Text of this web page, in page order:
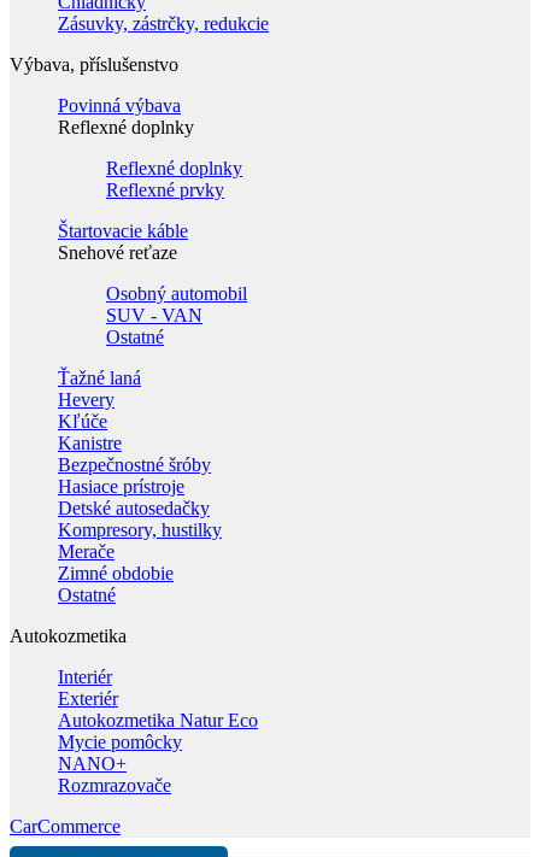
Zásuvky, zástrčky, redukcie
Výbava, příslušenstvo
Povinná výbava
Reflexné doplnky
Reflexné doplnky
Reflexné prvky
Štartovacie káble
Snehové reťaze
Osobný automobil
SUV - VAN
Ostatné
Ťažné laná
Hevery
Kľúče
Kanistre
Bezpečnostné šróby
Hasiace prístroje
Detské autosedačky
Kompresory, hustilky
Merače
Zimné obdobie
Ostatné
Autokozmetika
Interiér
Exteriér
Autokozmetika Natur Eco
Mycie pomôcky
NANO+
Rozmrazovače
CarCommerce